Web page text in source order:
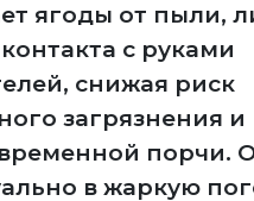
ягоды от пыли,
с руками
снижая риск
загрязнения и
порчи.
в жаркую